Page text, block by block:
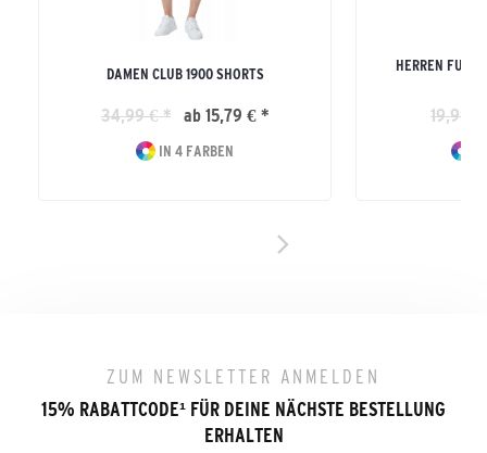
DAMEN CLUB 1900 SHORTS
34,99 € * ab 15,79 € *
IN 4 FARBEN
HERREN
19,99
ZUM NEWSLETTER ANMELDEN
15% RABATTCODE¹ FÜR DEINE NÄCHSTE BESTELLUNG
ERHALTEN